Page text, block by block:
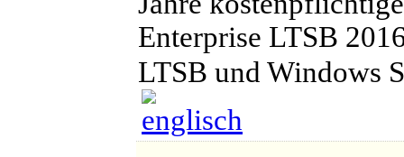
Enterprise LTSB
LTSB und Windows